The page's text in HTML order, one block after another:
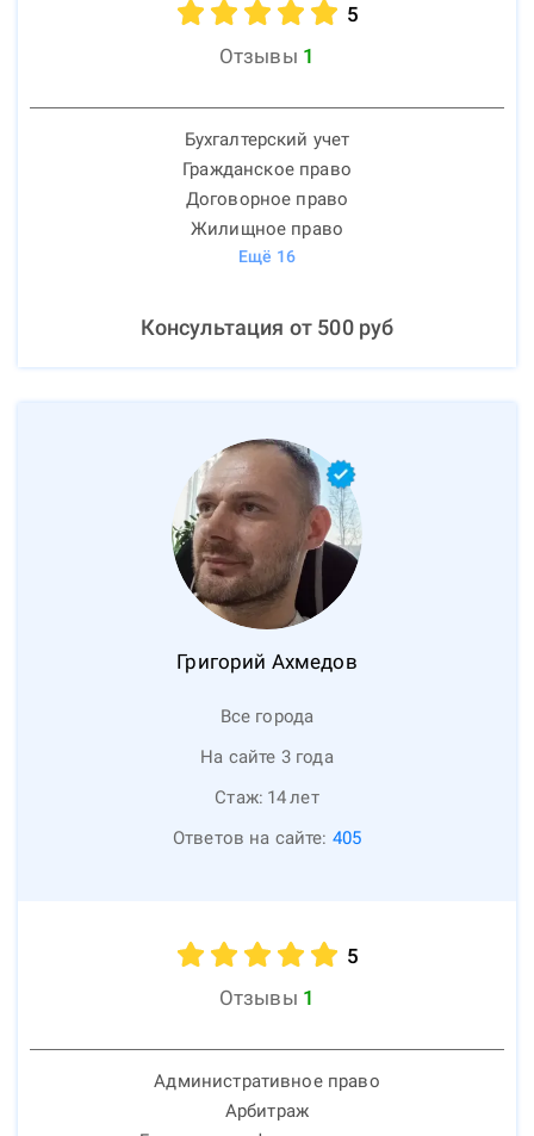
5
Отзывы 1
Бухгалтерский учет
Гражданское право
Договорное право
Жилищное право
Ещё 16
Консультация от 500руб
Григорий Ахмедов
Все города
На сайте 3 года
Стаж: 14лет
Ответов на сайте: 405
5
Отзывы 1
Административное право
Арбитраж